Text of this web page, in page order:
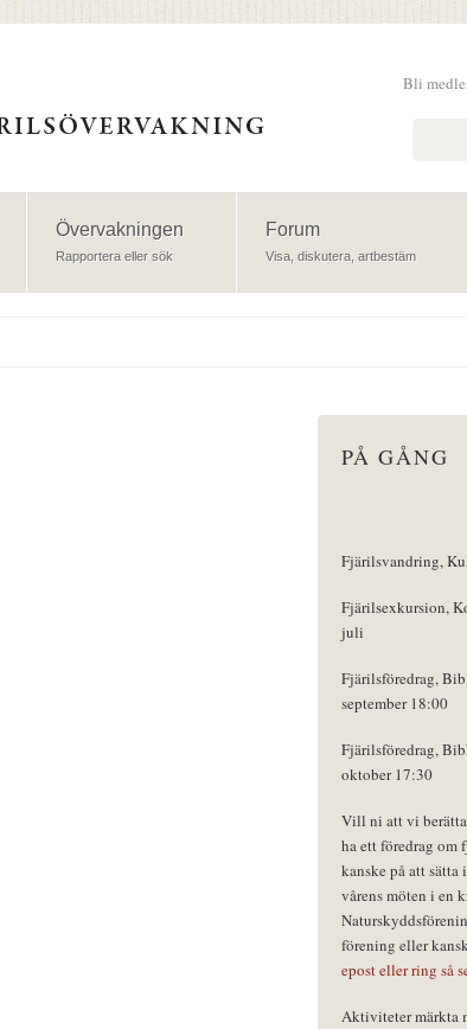
Bli
Övervakningen
Rapportera eller sök
Forum
Visa, diskutera, artbestäm
PÅ GÅNG
Fjärilsvandring,
Fjärilsexkursion,
juli
Fjärilsföredrag,
september 18:00
Fjärilsföredrag,
oktober 17:30
Vill ni att vi
ha ett föredrag om
kanske på att
vårens möten i en
förening eller
epost eller ring så
Aktiviteter märkta